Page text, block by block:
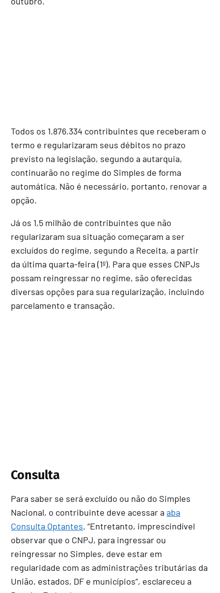
Todos os 1.876.334 contribuintes que receberam o
termo e regularizaram seus débitos no prazo
previsto na legislação, segundo a autarquia,
continuarão no regime do Simples de forma
automática. Não é necessário, portanto, renovar a
opção.
Já os 1,5 milhão de contribuintes que não
regularizaram sua situação começaram a ser
excluídos do regime, segundo a Receita, a partir
da última quarta-feira (1º). Para que esses CNPJs
possam reingressar no regime, são oferecidas
diversas opções para sua regularização, incluindo
parcelamento e transação.
Consulta
Para saber se será excluído ou não do Simples
Nacional, o contribuinte deve acessar aaba
Consulta Optantes. “Entretanto, imprescindível
observar que o CNPJ, para ingressar ou
reingressar no Simples, deve estar em
regularidade com as administrações tributárias da
União, estados, DF e municípios”, esclareceu a